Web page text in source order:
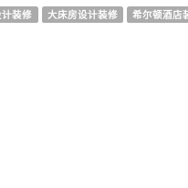
装修 大床房设计装修 希尔顿酒店